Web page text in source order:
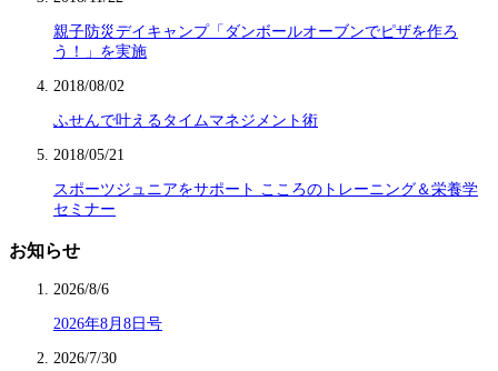
親子防災デイキャンプ「ダンボールオーブンでピザを作ろ
う！」を実施
2018/08/02
ふせんで叶えるタイムマネジメント術
2018/05/21
スポーツジュニアをサポート こころのトレーニング＆栄養学
セミナー
お知らせ
2026/8/6
2026年8月8日号
2026/7/30